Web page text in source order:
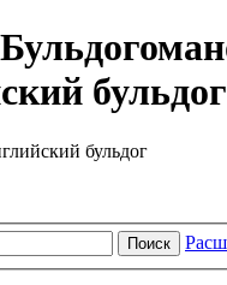
бульдог
Поиск